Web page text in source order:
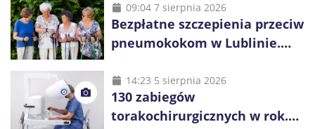
09:04 7 sierpnia 2026
Bezpłatne szczepienia przeciw
pneumokokom w Lublinie.
programu
14:23 5 sierpnia 2026
130 zabiegów
torakochirurgicznych w rok.